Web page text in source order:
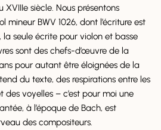
siècle. Nous présentons
mineur BWV 1026, dont l’écriture est
la seule écrite pour violon et basse
sont des chefs-d’œuvre de la
pour autant être éloignées de la
du texte, des respirations entre les
des voyelles – c’est pour moi une
à l’époque de Bach, est
des compositeurs.